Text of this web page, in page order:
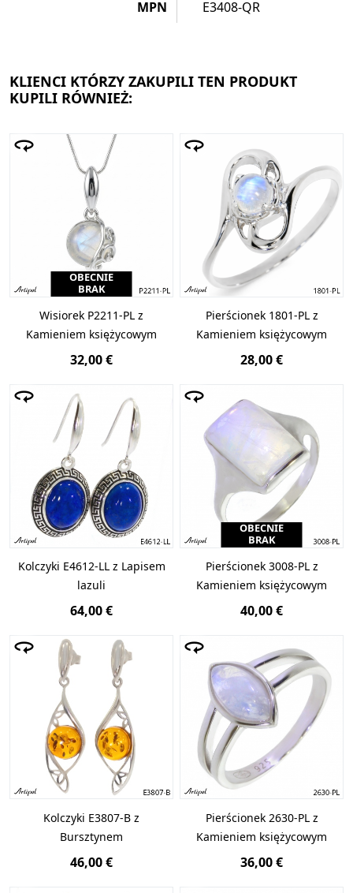
MPN E3408-QR
KLIENCI KTÓRZY ZAKUPILI TEN PRODUKT
KUPILI RÓWNIEŻ:
OBECNIE
BRAK
Wisiorek P2211-PL z
Kamieniem księżycowym
32,00 €
Pierścionek 1801-PL z
Kamieniem księżycowym
28,00 €
Kolczyki E4612-LL z Lapisem
lazuli
64,00 €
OBECNIE
BRAK
Pierścionek 3008-PL z
Kamieniem księżycowym
40,00 €
Kolczyki E3807-B z
Bursztynem
46,00 €
Pierścionek 2630-PL z
Kamieniem księżycowym
36,00 €